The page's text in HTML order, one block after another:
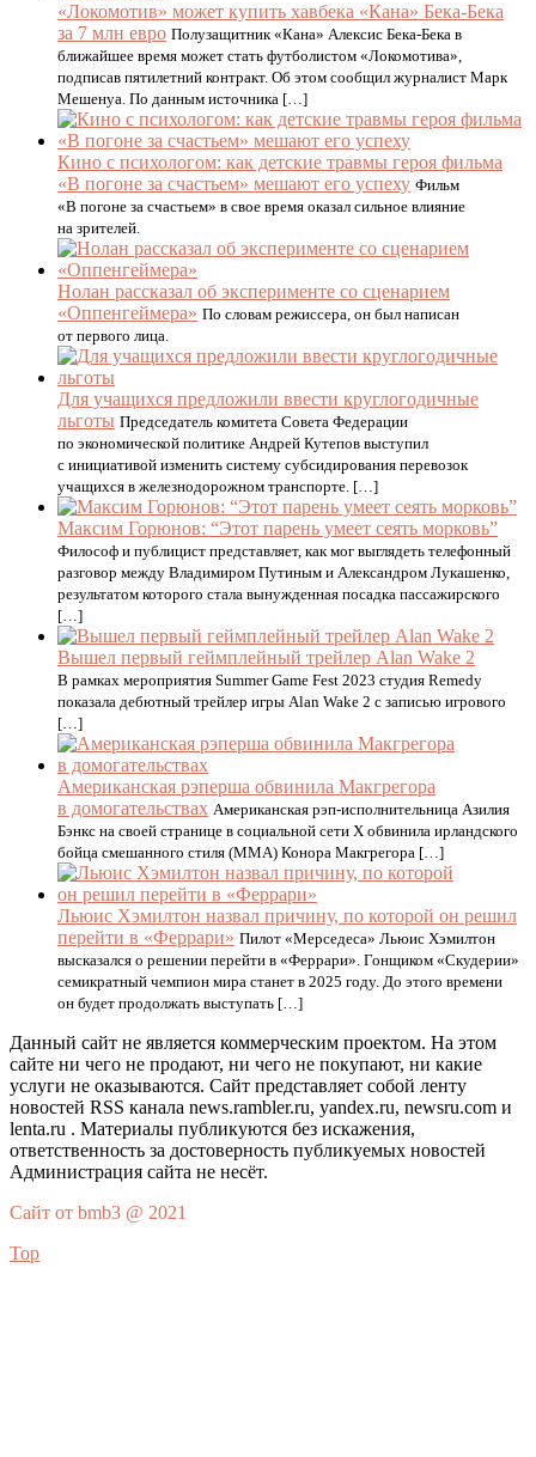
«Локомотив» может купить хавбека «Кана» Бека-Бека
за 7 млн евро Полузащитник «Кана» Алексис Бека-Бека в
ближайшее время может стать футболистом «Локомотива»,
подписав пятилетний контракт. Об этом сообщил журналист Марк
Мешенуа. По данным источника […]
Кино с психологом: как детские травмы героя фильма
«В погоне за счастьем» мешают его успеху Фильм
«В погоне за счастьем» в свое время оказал сильное влияние
на зрителей.
Нолан рассказал об эксперименте со сценарием
«Оппенгеймера» По словам режиссера, он был написан
от первого лица.
Для учащихся предложили ввести круглогодичные
льготы Председатель комитета Совета Федерации
по экономической политике Андрей Кутепов выступил
с инициативой изменить систему субсидирования перевозок
учащихся в железнодорожном транспорте. […]
Максим Горюнов: “Этот парень умеет сеять морковь”
Философ и публицист представляет, как мог выглядеть телефонный
разговор между Владимиром Путиным и Александром Лукашенко,
результатом которого стала вынужденная посадка пассажирского
[…]
Вышел первый геймплейный трейлер Alan Wake 2
В рамках мероприятия Summer Game Fest 2023 студия Remedy
показала дебютный трейлер игры Alan Wake 2 с записью игрового
[…]
Американская рэперша обвинила Макгрегора
в домогательствах Американская рэп-исполнительница Азилия
Бэнкс на своей странице в социальной сети X обвинила ирландского
бойца смешанного стиля (MMA) Конора Макгрегора […]
Льюис Хэмилтон назвал причину, по которой он решил
перейти в «Феррари» Пилот «Мерседеса» Льюис Хэмилтон
высказался о решении перейти в «Феррари». Гонщиком «Скудерии»
семикратный чемпион мира станет в 2025 году. До этого времени
он будет продолжать выступать […]
Данный сайт не является коммерческим проектом. На этом
сайте ни чего не продают, ни чего не покупают, ни какие
услуги не оказываются. Сайт представляет собой ленту
новостей RSS канала news.rambler.ru, yandex.ru, newsru.com и
lenta.ru . Материалы публикуются без искажения,
ответственность за достоверность публикуемых новостей
Администрация сайта не несёт.
Сайт от bmb3 @ 2021
Top